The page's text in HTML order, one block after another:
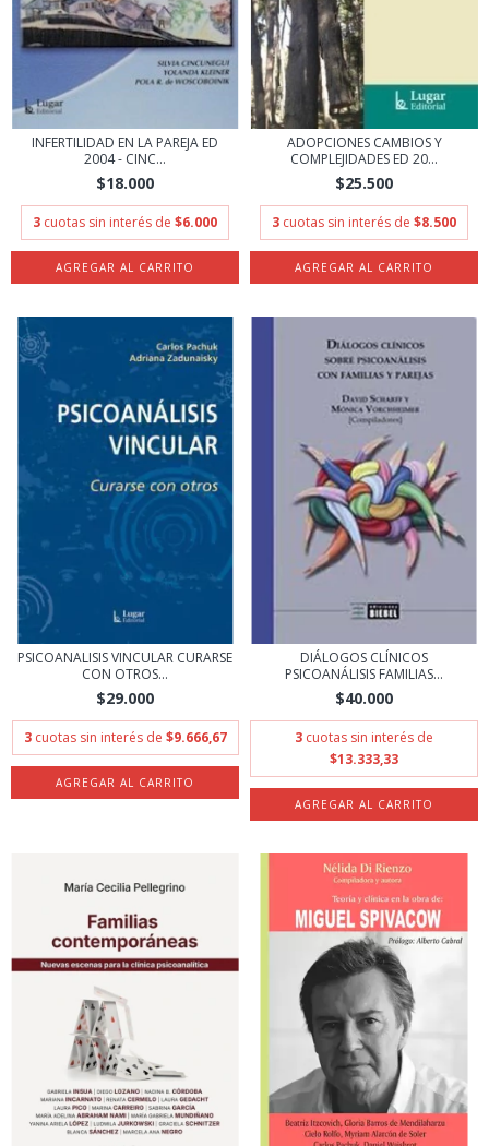
INFERTILIDAD EN LA PAREJA ED
2004 - CINC...
$18.000
3 cuotas sin interés de $6.000
ADOPCIONES CAMBIOS Y
COMPLEJIDADES ED 20...
$25.500
3 cuotas sin interés de $8.500
PSICOANALISIS VINCULAR CURARSE
CON OTROS...
$29.000
3 cuotas sin interés de $9.666,67
DIÁLOGOS CLÍNICOS
PSICOANÁLISIS FAMILIAS...
$40.000
3 cuotas sin interés de
$13.333,33